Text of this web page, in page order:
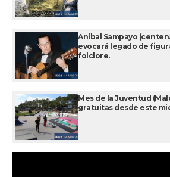
Aníbal Sampayo
evocará legado de
folclore.
Mes de la Juventud
gratuitas desde este